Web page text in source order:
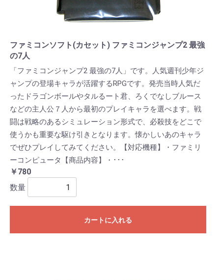
ファミコンソフト(カセット) ファミコンジャンプ2 最強
の7人
「ファミコンジャンプ2 最強の7人」です。人気週刊少年ジ
ャンプの登場キャラが活躍するRPGです。発売当時人気だ
ったドラゴンボールやタルるート君、ろくでなしブルース
などの主人公７人から最初のプレイキャラを選べます。戦
闘は戦略のあるシミュレーション形式で、必殺技をどこで
使うかも重要な駆け引きとなります。懐かしいあのキャラ
でぜひプレイしてみてください。【対応機種】・ファミリ
ーコンピュータ【商品内容】・･･･
￥780
数量
カートに入れる